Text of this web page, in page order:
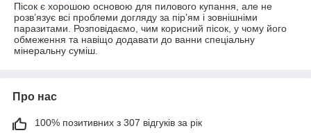
Пісок є хорошою основою для пилового купання, але не
розв’язує всі проблеми догляду за пір’ям і зовнішніми
паразитами. Розповідаємо, чим корисний пісок, у чому його
обмеження та навіщо додавати до ванни спеціальну
мінеральну суміш.
Про нас
100% позитивних з 307 відгуків за рік